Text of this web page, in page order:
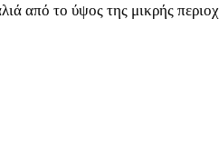
από το ύψος της μικρής